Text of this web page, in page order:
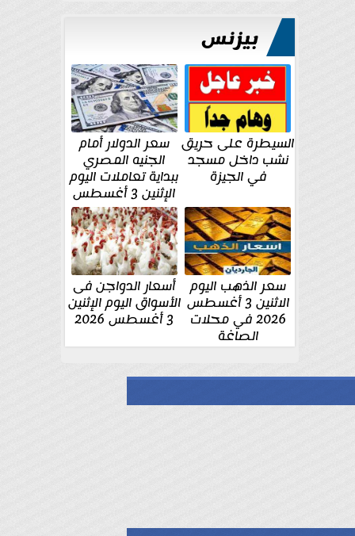
بيزنس
السيطرة على حريق
نشب داخل مسجد
في الجيزة
سعر الدولار أمام
الجنيه المصري
ببداية تعاملات اليوم
الإثنين 3 أغسطس
سعر الذهب اليوم
الاثنين 3 أغسطس
2026 في محلات
الصاغة
أسعار الدواجن فى
الأسواق اليوم الإثنين
3 أغسطس 2026